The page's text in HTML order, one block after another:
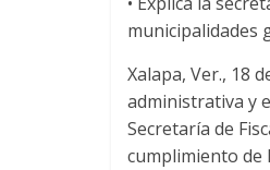
c
e
o
o
k
t
e
r
a
t
A
p
p
municipalidades
Xalapa, Ver., 18
administrativa y
Secretaría de
cumplimiento de